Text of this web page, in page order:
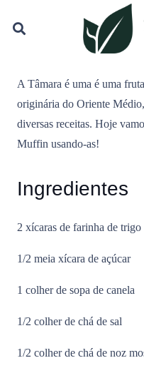
A Tâmara é uma é uma
originária do Oriente
diversas receitas. Hoje
Muffin usando-as!
Ingredientes
2 xícaras de farinha de trigo
1/2 meia xícara de açúcar
1 colher de sopa de canela
1/2 colher de chá de sal
1/2 colher de chá de noz